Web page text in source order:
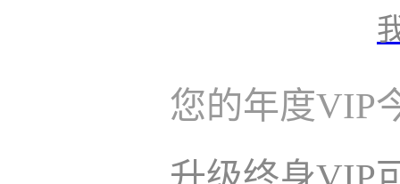
您的年度VIP